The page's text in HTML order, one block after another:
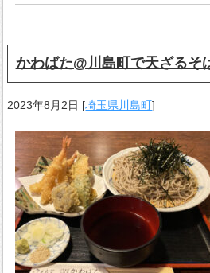
かわばた@川島町で天ざるそ
2023年8月2日 [埼玉県川島町]